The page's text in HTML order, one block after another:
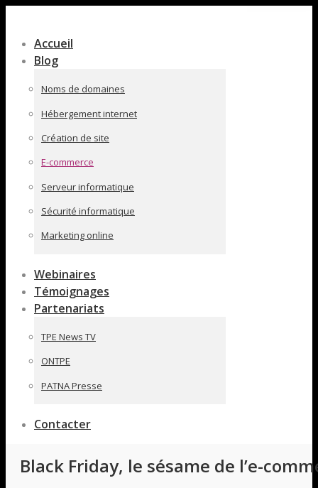
pleine
largeur
Accueil
Blog
Noms de domaines
Hébergement internet
Création de site
E-commerce
Serveur informatique
Sécurité informatique
Marketing online
Webinaires
Témoignages
Partenariats
TPE News TV
ONTPE
PATNA Presse
Contacter
Black Friday, le sésame de l’e-